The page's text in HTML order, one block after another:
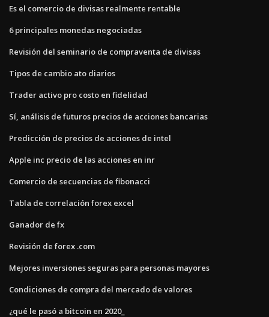
Es el comercio de divisas realmente rentable
6 principales monedas negociadas
Revisión del seminario de compraventa de divisas
Tipos de cambio ato diarios
Trader activo pro costo en fidelidad
Sí, análisis de futuros precios de acciones bancarias
Predicción de precios de acciones de intel
Apple inc precio de las acciones en inr
Comercio de secuencias de fibonacci
Tabla de correlación forex excel
Ganador de fx
Revisión de forex .com
Mejores inversiones seguras para personas mayores
Condiciones de compra del mercado de valores
¿qué le pasó a bitcoin en 2020_